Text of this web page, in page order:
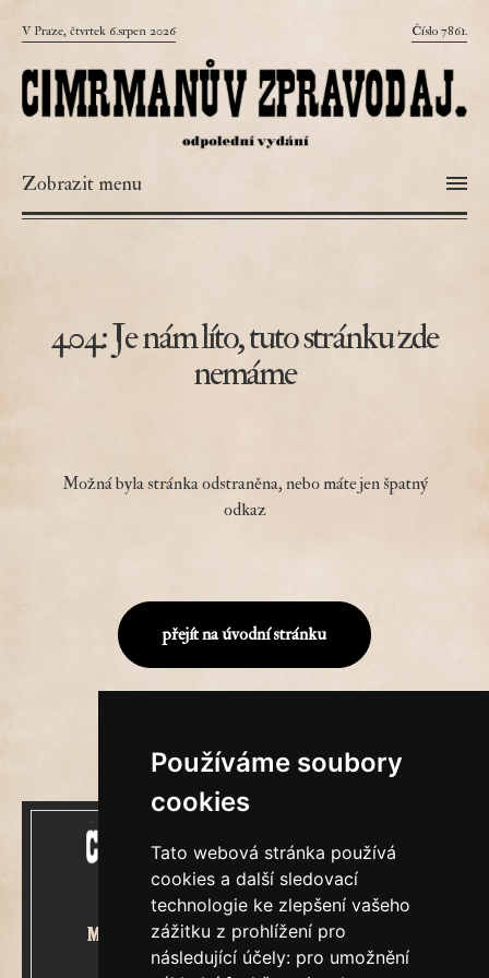
Používáme soubory
cookies
Tato webová stránka používá
cookies a další sledovací
technologie ke zlepšení vašeho
zážitku z prohlížení pro
následující účely: pro umožnění
V Praze, čtvrtek 6.srpen 2026 Číslo 7861.
Zobrazit menu
404: Je nám líto, tuto stránku zde
nemáme
Možná byla stránka odstraněna, nebo máte jen špatný
odkaz
přejít na úvodní stránku
Mecenášem Cimrmanova Zpravodaje
je společnost